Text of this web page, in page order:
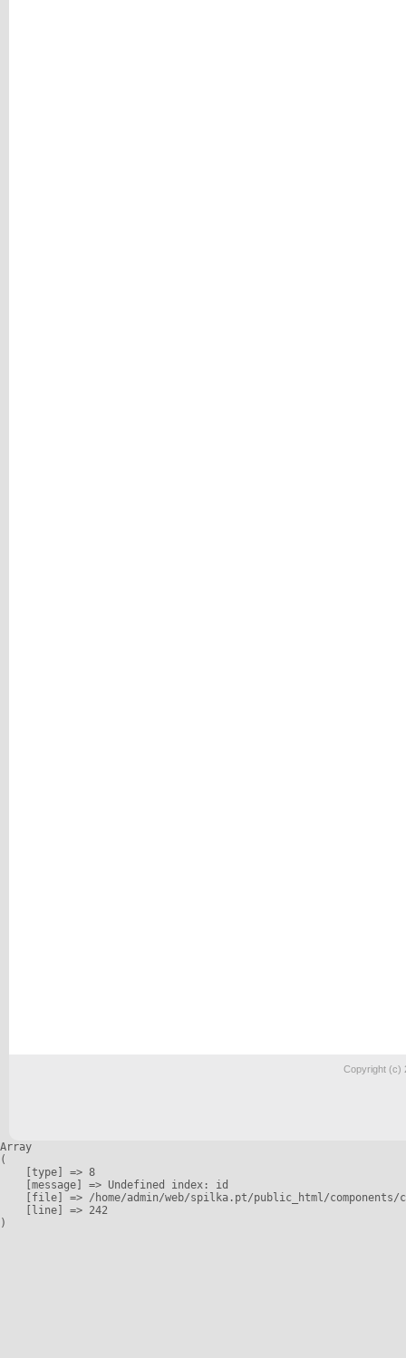
Copyright (c)
Array
(
    [type] => 8
    [message] => Undefined index: id
[file] => /home/admin/web/spilka.pt/public_html/
    [line] => 242